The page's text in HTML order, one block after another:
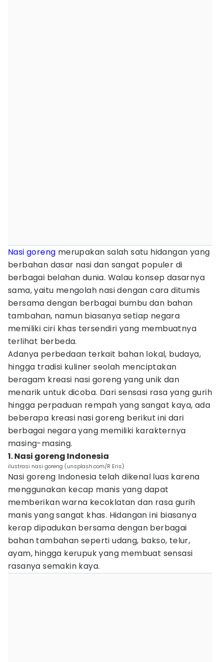
Nasi goreng merupakan salah satu hidangan yang
berbahan dasar nasi dan sangat populer di
berbagai belahan dunia. Walau konsep dasarnya
sama, yaitu mengolah nasi dengan cara ditumis
bersama dengan berbagai bumbu dan bahan
tambahan, namun biasanya setiap negara
memiliki ciri khas tersendiri yang membuatnya
terlihat berbeda.
Adanya perbedaan terkait bahan lokal, budaya,
hingga tradisi kuliner seolah menciptakan
beragam kreasi nasi goreng yang unik dan
menarik untuk dicoba. Dari sensasi rasa yang gurih
hingga perpaduan rempah yang sangat kaya, ada
beberapa kreasi nasi goreng berikut ini dari
berbagai negara yang memiliki karakternya
masing-masing.
1. Nasi goreng Indonesia
ilustrasi nasi goreng (unsplash.com/R Eris)
Nasi goreng Indonesia telah dikenal luas karena
menggunakan kecap manis yang dapat
memberikan warna kecoklatan dan rasa gurih
manis yang sangat khas. Hidangan ini biasanya
kerap dipadukan bersama dengan berbagai
bahan tambahan seperti udang, bakso, telur,
ayam, hingga kerupuk yang membuat sensasi
rasanya semakin kaya.